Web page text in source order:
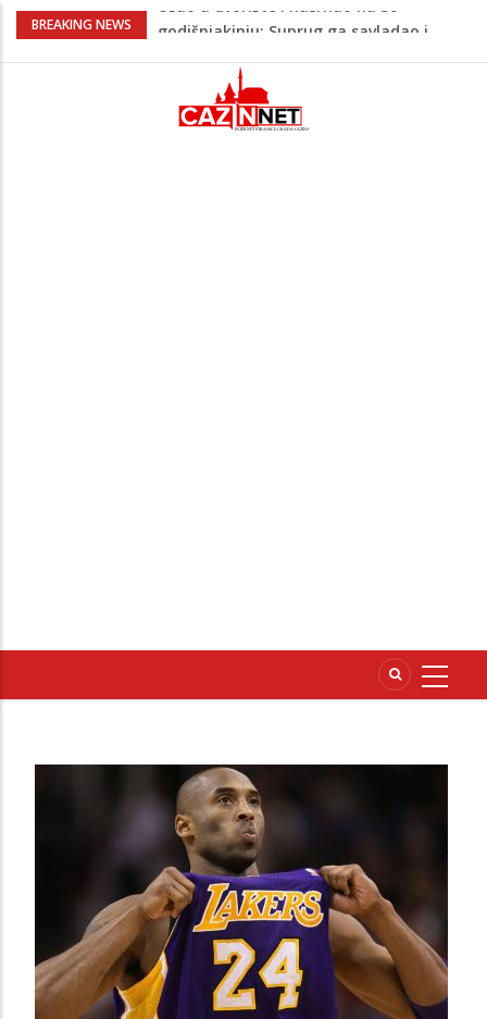
BREAKING NEWS
Green Coast dovodi Nammos Hotels &
nastaje nova lifestyle destinacija
Viktor Orban snimljen u
neprepoznatljivom izdanju u Srbiji: